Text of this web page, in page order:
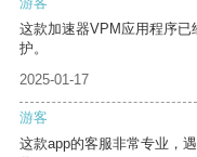
这款加速器VPM应用程序
护。
2025-01-17
游客
这款app的客服非常专业，